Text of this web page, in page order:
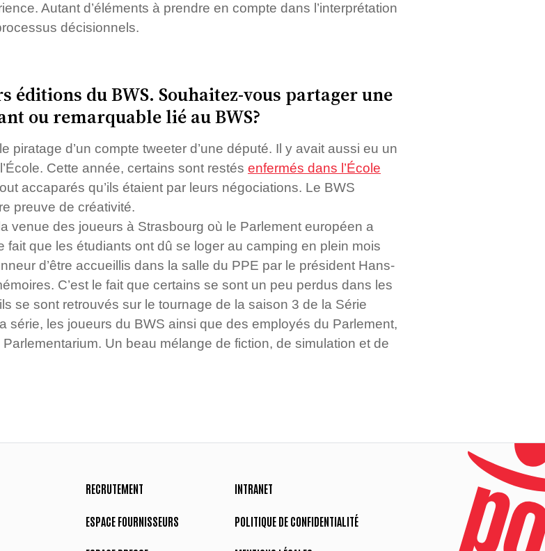
Autant d’éléments à prendre en compte dans l’interprétation
décisionnels.
éditions du BWS. Souhaitez-vous partager une
ou remarquable lié au BWS?
piratage d’un compte tweeter d’une député. Il y avait aussi eu un
Cette année, certains sont restés enfermés dans l’École
accaparés qu’ils étaient par leurs négociations. Le BWS
preuve de créativité.
venue des joueurs à Strasbourg où le Parlement européen a
fait que les étudiants ont dû se loger au camping en plein mois
d’être accueillis dans la salle du PPE par le président Hans-
C’est le fait que certains se sont un peu perdus dans les
se sont retrouvés sur le tournage de la saison 3 de la Série
série, les joueurs du BWS ainsi que des employés du Parlement,
Un beau mélange de fiction, de simulation et de
RECRUTEMENT
ESPACE FOURNISSEURS
INTRANET
POLITIQUE DE CONFIDENTIALITÉ